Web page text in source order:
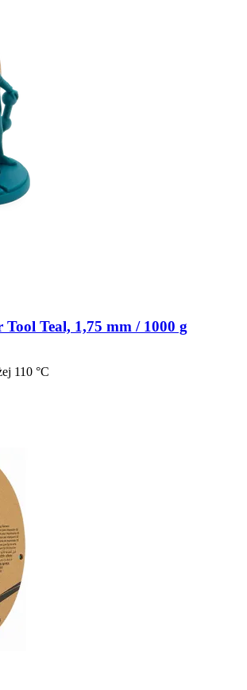
Teal, 1,75 mm / 1000 g
110 °C